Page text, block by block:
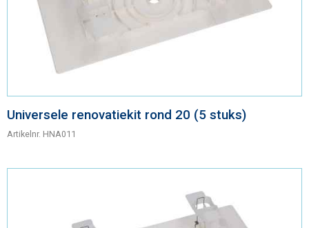
Universele renovatiekit rond 20 (5 stuks)
Artikelnr. HNA011